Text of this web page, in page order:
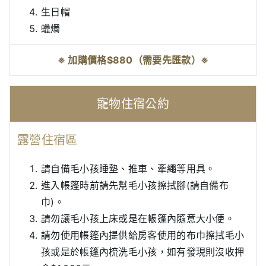
生日帽
蠟燭
※ 加購價格$880（需要先匯款）※
寵物住宿公約
露營住宿區
請自備毛小孩睡墊、推車、牽繩等用具。
進入帳篷時前請先幫毛小孩擦拭腳(請自備布
巾)。
請勿讓毛小孩上床或是在帳篷內隨意大小便。
請勿使用帳篷內提供給房客使用的布巾擦拭毛小
孩或是於帳篷內梳洗毛小孩，如有發現則沒收押